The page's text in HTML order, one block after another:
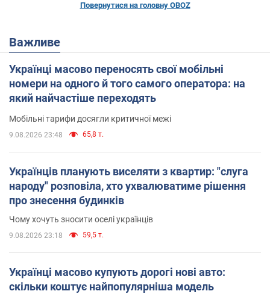
Повернутися на головну OBOZ
Важливе
Українці масово переносять свої мобільні
номери на одного й того самого оператора: на
який найчастіше переходять
Мобільні тарифи досягли критичної межі
9.08.2026 23:48 65,8 т.
Українців планують виселяти з квартир: "слуга
народу" розповіла, хто ухвалюватиме рішення
про знесення будинків
Чому хочуть зносити оселі українців
9.08.2026 23:18 59,5 т.
Українці масово купують дорогі нові авто:
скільки коштує найпопулярніша модель